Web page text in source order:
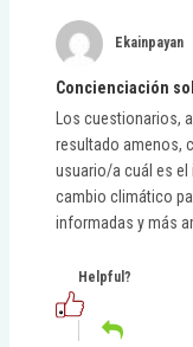
Ekainpayan
Concienciación
Los cuestionarios,
resultado amenos,
usuario/a cuál es el
cambio climático
informadas y más
Helpful?